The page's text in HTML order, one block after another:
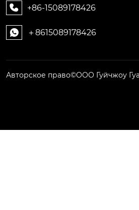
 +86-15089178426
 ＋8615089178426
Авторское право©ООО Гуйчжоу